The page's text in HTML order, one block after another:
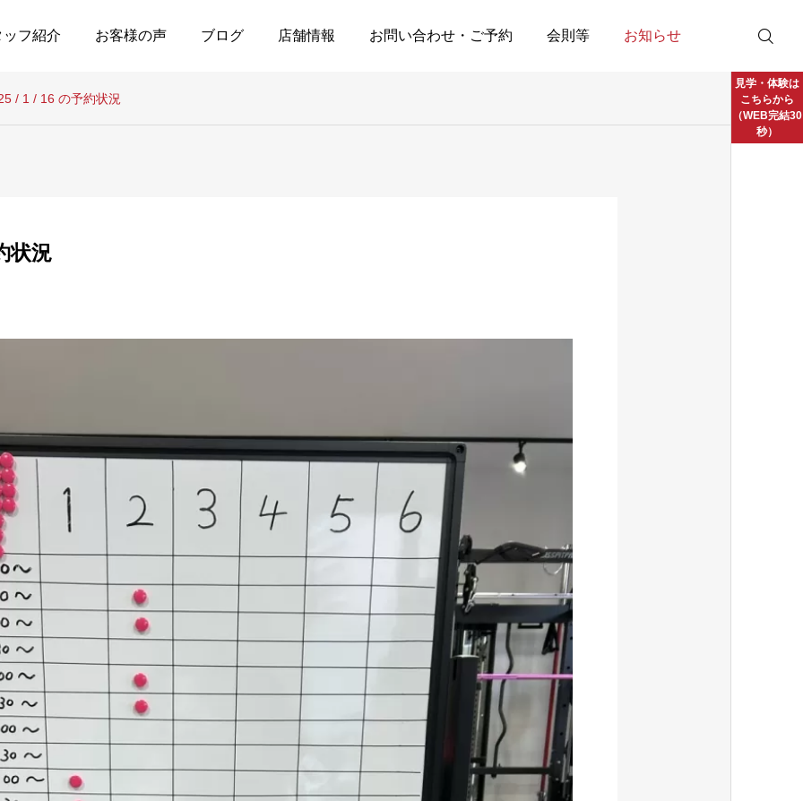
ッフ紹介 お客様の声 ブログ 店舗情報 お問い合わせ・ご予約 会則等 お知らせ
見学・体験は
こちらから
（WEB完結30
秒）
/ 1 / 16 の予約状況
状況